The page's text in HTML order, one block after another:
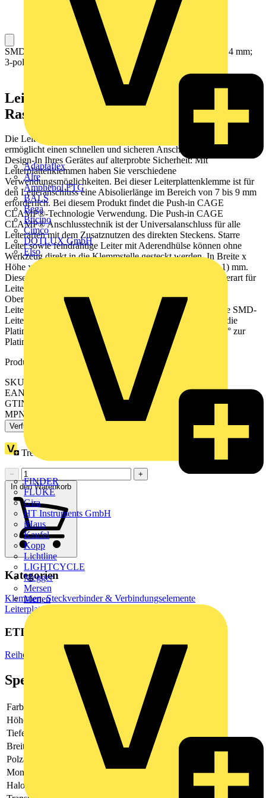
Adaptaflex
Alre
Amphenol FTG
BALS
Bega
Bticino
Cimco
DOTLUX GmbH
Elso
FINDER
FLUKE
Gira
HT Instruments GmbH
iHaus
Kaufel
Kopp
Lichtline
LIGHTCYCLE
Megger
Mersen
Merten
SMD-Leiterplattenklemme; Drücker; 0,75 mm²; Rastermaß 4 mm;
3-polig; Push-in CAGE CLAMP®; im Gurt; weiß
Leiterplattenklemme Serie 2060 mit
Rastermaß 4 mm
Die Leiterplattenklemme (Artikelnummer 2060-453/998-404)
ermöglicht einen schnellen und sicheren Anschluss. Setzen Sie beim
Design-In Ihres Gerätes auf alterprobte Sicherheit: Mit
Leiterplattenklemmen haben Sie verschiedene
Verwendungsmöglichkeiten. Bei dieser Leiterplattenklemme ist für
den Leiteranschluss eine Abisolierlänge im Bereich von 7 bis 9 mm
erforderlich. Bei diesem Produkt findet die Push-in CAGE
CLAMP®-Technologie Verwendung. Die Push-in CAGE
CLAMP® Anschlusstechnik ist der Universalanschluss für alle
Leiterarten mit dem Zusatznutzen des direkten Steckens. Starre
Leiter sowie feindrähtige Leiter mit Aderendhülse können ohne
Werkzeug direkt in die Klemmstelle gesteckt werden. In Breite x
Höhe x Tiefe betragen die Abmessungen (11,9 x 4,5 x 13,1) mm.
Diese Leiterplattenklemme ist in Abhängigkeit von der Leiterart für
Leiterquerschnitte von 0,2 mm² bis 0,75 mm² geeignet. Die
Oberfläche der Kontakte besteht aus Zinn. Für diese
Leiterplattenklemme erfolgt die Betätigung per Drücker. Die SMD-
Leiterplattenklemme wird mittels Reflow-Lötverfahren auf die
Platine gelötet. Eingeführt wird der Leiter im Winkel von 0 ° zur
Platine.
Produktkennzeichen
SKU: 2060-453/998-404
EAN: 4055143888196
GTIN: 4055143888196
MPN: 2060-453/998-404
Verfügbar: 1 Händler
Treuepunkte:
−
+
In den Warenkorb
Kategorien
Klemmen, Steckverbinder & Verbindungselemente
Leiterplattensteckverbinder
ETIM Group
Reihenklemmen
Spezifikationen
Farbe
Höhe
Tiefe
Breite
Polzahl
Montageart
Halogenfrei